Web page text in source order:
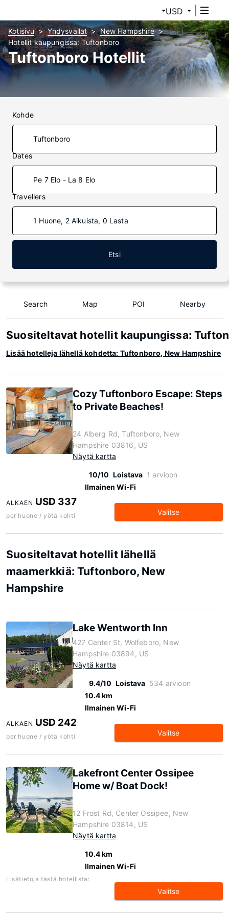
USD
Kotisivu Yhdysvallat
New Hampshire
Hotellit kaupungissa: Tuftonboro
Tuftonboro Hotellit
Kohde
Dates
Pe 7 Elo - La 8 Elo
Travellers
1 Huone, 2 Aikuista, 0 Lasta
Etsi
Search Map POI Nearby
Suositeltavat hotellit kaupungissa:
Lisää hotelleja lähellä kohdetta: Tuftonboro, New Hampshire
Cozy Tuftonboro Escape: Steps
to Private Beaches!
24 Alberg Rd, Tuftonboro, New
Hampshire 03816, US
Näytä kartta
10/10 Loistava 1 arvioon
Ilmainen Wi-Fi
ALKAEN USD 337
per huone / yötä kohti Valitse
Suositeltavat hotellit lähellä
maamerkkiä: Tuftonboro, New
Hampshire
Lake Wentworth Inn
427 Center St, Wolfeboro, New
Hampshire 03894, US
Näytä kartta
9.4/10 Loistava 534 arvioon
10.4 km
Ilmainen Wi-Fi
ALKAEN USD 242
per huone / yötä kohti Valitse
Lakefront Center Ossipee
Home w/ Boat Dock!
12 Frost Rd, Center Ossipee, New
Hampshire 03814, US
Näytä kartta
10.4 km
Ilmainen Wi-Fi
Lisätietoja tästä hotellista:
Valitse